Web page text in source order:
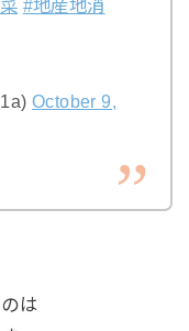
#地産地消
October 9,
は